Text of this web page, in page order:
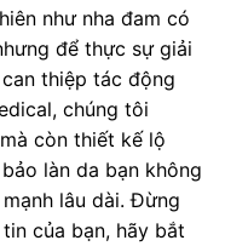
như nha đam có
để thực sự giải
thiệp tác động
chúng tôi
còn thiết kế lộ
làn da bạn không
lâu dài. Đừng
của bạn, hãy bắt